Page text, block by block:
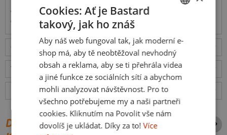
Tereza na videu má velikost S, měří 174 cm a váží 50 kg
Informace o produktu
v pondělí 10.8.,doručíme
Tabulka velikostí: Jakou vybrat? rozměry
Hodnocení:5 (8recenzí)
DALŠÍ POTISKY ZE STEJNÉ
SLOVAK
Cookies: Ať je Bastard
takový, jak ho znáš
Aby náš web fungoval tak, jak moderní e-
shop má, aby tě neobtěžoval nevhodný
obsah a reklama, aby se ti přehrála videa
a jiné funkce ze sociálních sítí a abychom
mohli analyzovat návštěvnost. Pro to
všechno potřebujeme my a naši partneři
cookies. Kliknutím na Povolit vše nám
dovolíš je ukládat. Díky za to! Více